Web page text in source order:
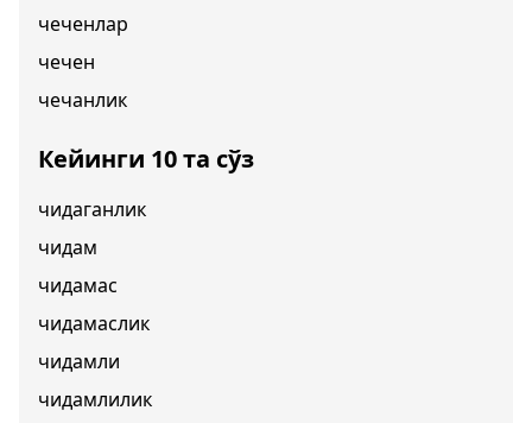
чеченлар
чечен
чечанлик
Кейинги 10 та сўз
чидаганлик
чидам
чидамас
чидамаслик
чидамли
чидамлилик